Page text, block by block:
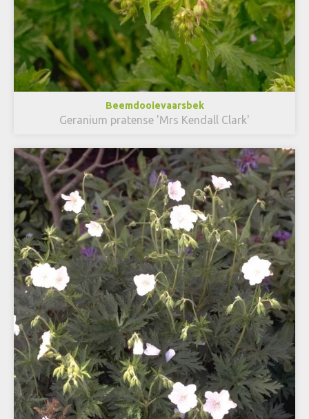
Beemdooievaarsbek
Geranium pratense 'Mrs Kendall Clark'